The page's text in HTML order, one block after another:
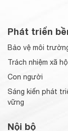
Phát triển
Bảo vệ môi
Trách nhiệm xã
Con người
Sáng kiến phát
vững
Nội bộ